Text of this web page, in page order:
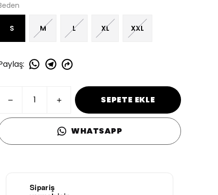
S M L XL XXL
:
SEPETE EKLE
WHATSAPP
Sipariş